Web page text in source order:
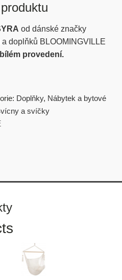
od dánské značky
doplňků BLOOMINGVILLE
provedení.
Doplňky, Nábytek a bytové
a svíčky